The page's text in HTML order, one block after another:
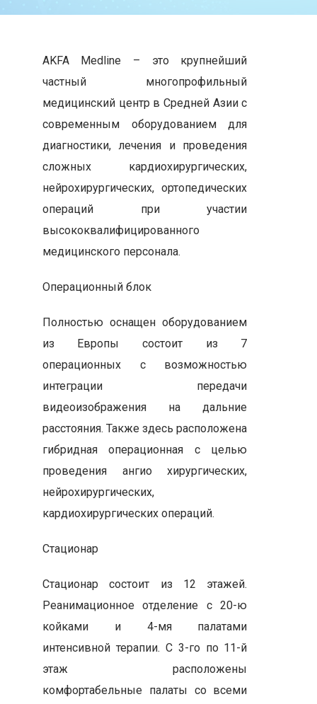
AKFA Medline – это крупнейший
частный многопрофильный
медицинский центр в Средней Азии с
современным оборудованием для
диагностики, лечения и проведения
сложных кардиохирургических,
нейрохирургических, ортопедических
операций при участии
высококвалифицированного
медицинского персонала.
Операционный блок
Полностью оснащен оборудованием
из Европы состоит из 7
операционных с возможностью
интеграции передачи
видеоизображения на дальние
расстояния. Также здесь расположена
гибридная операционная с целью
проведения ангио хирургических,
нейрохирургических,
кардиохирургических операций.
Стационар
Стационар состоит из 12 этажей.
Реанимационное отделение с 20-ю
койками и 4-мя палатами
интенсивной терапии. С 3-го по 11-й
этаж расположены
комфортабельные палаты со всеми